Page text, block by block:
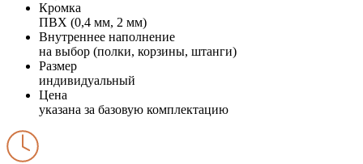
Кромка
ПВХ (0,4 мм, 2 мм)
Внутреннее наполнение
на выбор (полки, корзины, штанги)
Размер
индивидуальный
Цена
указана за базовую комплектацию